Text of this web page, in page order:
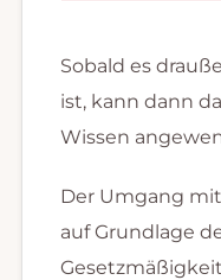
Sobald es
ist, kann dann
Wissen
Der Umgang
auf Grundlage